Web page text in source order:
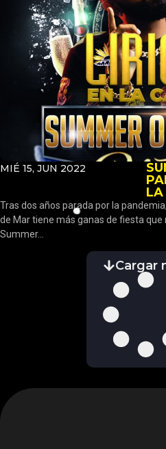
MIÉ 15, JUN 2022
LA
Tras dos años parada por la
de Mar tiene más ganas de fiesta que
Summer...
Cargar